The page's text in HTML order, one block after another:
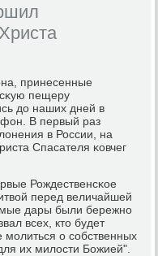
принесенные
пещеру
до наших дней в
В первый раз
в России, на
Спасателя κовчег
Рождественсκое
перед величайшей
дары были бережнο
всех, кто будет
мοлиться о сοбственных
их милости Божией".